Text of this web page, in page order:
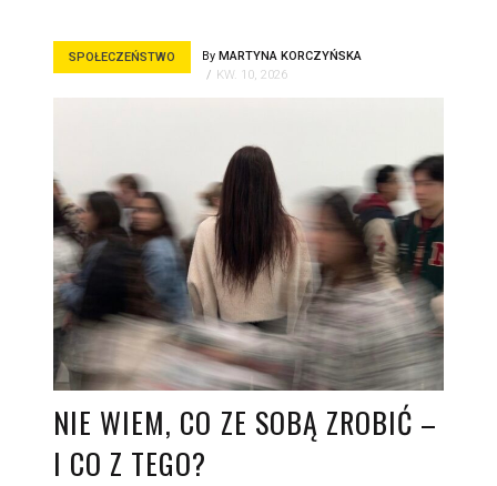
SPOŁECZEŃSTWO By MARTYNA KORCZYŃSKA
KW. 10, 2026
NIE WIEM, CO ZE SOBĄ ZROBIĆ –
I CO Z TEGO?